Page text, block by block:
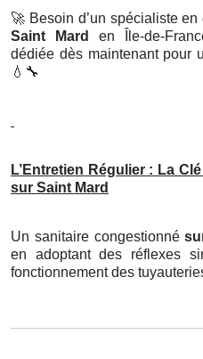
🚀 Besoin d’un spécialiste
Saint Mard en Île-de-
dédiée dès maintenant pour
💧🔧
L’Entretien Régulier : La
sur Saint Mard
Un sanitaire congestionné
en adoptant des réflexes
fonctionnement des